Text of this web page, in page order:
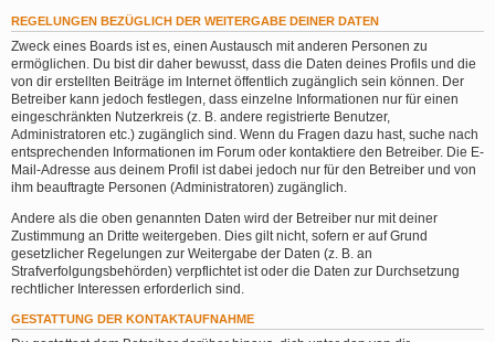
REGELUNGEN BEZÜGLICH DER WEITERGABE DEINER DATEN
Zweck eines Boards ist es, einen Austausch mit anderen Personen zu
ermöglichen. Du bist dir daher bewusst, dass die Daten deines Profils und die
von dir erstellten Beiträge im Internet öffentlich zugänglich sein können. Der
Betreiber kann jedoch festlegen, dass einzelne Informationen nur für einen
eingeschränkten Nutzerkreis (z. B. andere registrierte Benutzer,
Administratoren etc.) zugänglich sind. Wenn du Fragen dazu hast, suche nach
entsprechenden Informationen im Forum oder kontaktiere den Betreiber. Die E-
Mail-Adresse aus deinem Profil ist dabei jedoch nur für den Betreiber und von
ihm beauftragte Personen (Administratoren) zugänglich.
Andere als die oben genannten Daten wird der Betreiber nur mit deiner
Zustimmung an Dritte weitergeben. Dies gilt nicht, sofern er auf Grund
gesetzlicher Regelungen zur Weitergabe der Daten (z. B. an
Strafverfolgungsbehörden) verpflichtet ist oder die Daten zur Durchsetzung
rechtlicher Interessen erforderlich sind.
GESTATTUNG DER KONTAKTAUFNAHME